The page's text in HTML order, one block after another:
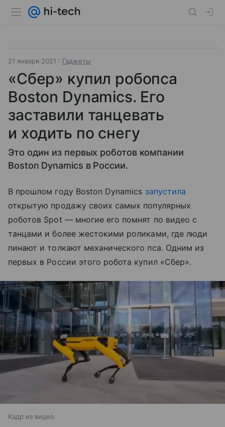
21 января 2021 Гаджеты
«Сбер» купил робопса
Boston Dynamics. Его
заставили танцевать
и ходить по снегу
Это один из первых роботов компании
Boston Dynamics в России.
В прошлом году Boston Dynamics запустила
открытую продажу своих самых популярных
роботов Spot — многие его помнят по видео с
танцами и более жестокими роликами, где люди
пинают и толкают механического пса. Одним из
первых в России этого робота купил «Сбер».
Кадр из видео